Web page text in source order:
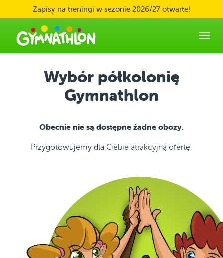
Skip to main content
Zapisy na treningi w sezonie 2026/27 otwarte!
Wybór półkolonię
Gymnathlon
Obecnie nie są dostępne żadne obozy.
Przygotowujemy dla Ciebie atrakcyjną ofertę.